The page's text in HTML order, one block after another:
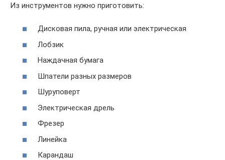
Из инструментов нужно приготовить:
Дисковая пила, ручная или электрическая
Лобзик
Наждачная бумага
Шпатели разных размеров
Шуруповерт
Электрическая дрель
Фрезер
Линейка
Карандаш